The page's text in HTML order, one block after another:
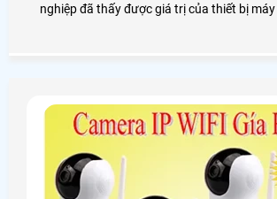
nghiệp đã thấy được giá trị của thiết bị